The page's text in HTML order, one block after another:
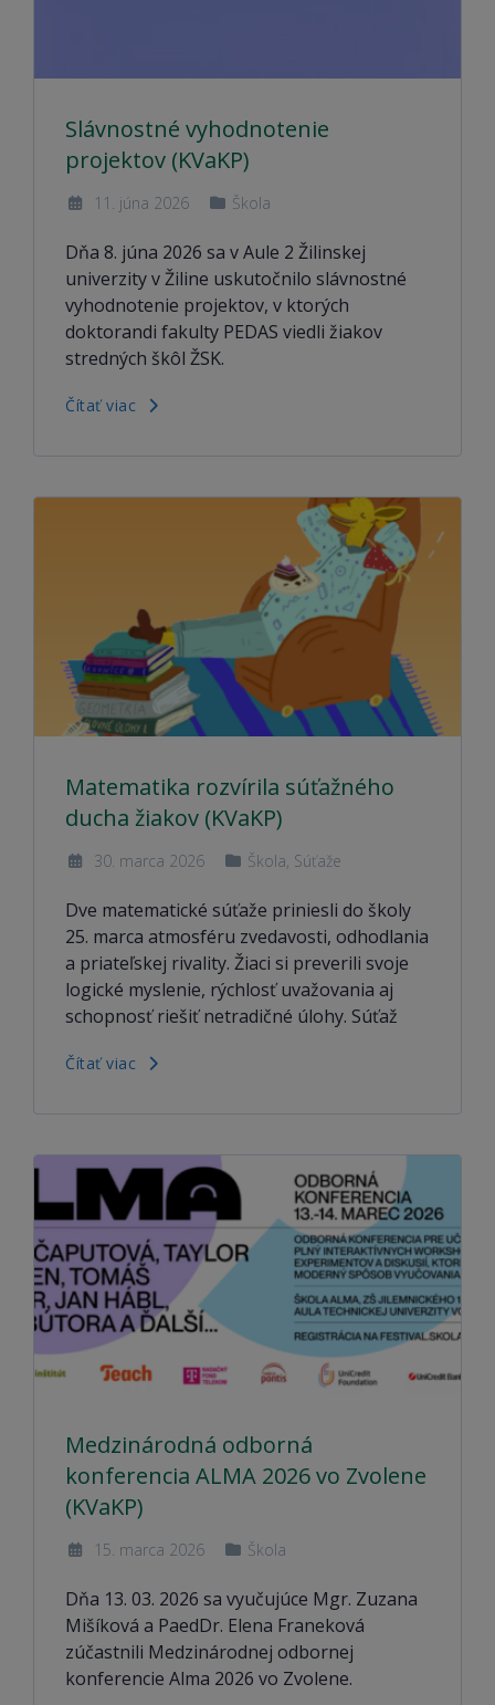
Slávnostné vyhodnotenie
projektov (KVaKP)
11. júna 2026 Škola
Dňa 8. júna 2026 sa v Aule 2 Žilinskej
univerzity v Žiline uskutočnilo slávnostné
vyhodnotenie projektov, v ktorých
doktorandi fakulty PEDAS viedli žiakov
stredných škôl ŽSK.
Čítať viac
Matematika rozvírila súťažného
ducha žiakov (KVaKP)
30. marca 2026 Škola, Súťaže
Dve matematické súťaže priniesli do školy
25. marca atmosféru zvedavosti, odhodlania
a priateľskej rivality. Žiaci si preverili svoje
logické myslenie, rýchlosť uvažovania aj
schopnosť riešiť netradičné úlohy. Súťaž
Čítať viac
Medzinárodná odborná
konferencia ALMA 2026 vo Zvolene
(KVaKP)
15. marca 2026 Škola
Dňa 13. 03. 2026 sa vyučujúce Mgr. Zuzana
Mišíková a PaedDr. Elena Franeková
zúčastnili Medzinárodnej odbornej
konferencie Alma 2026 vo Zvolene.